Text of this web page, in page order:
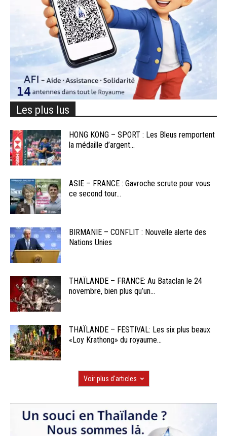
Les plus lus
HONG KONG – SPORT : Les Bleus remportent
la médaille d’argent...
ASIE – FRANCE : Gavroche scrute pour vous
ce second tour...
BIRMANIE – CONFLIT : Nouvelle alerte des
Nations Unies
THAÏLANDE – FRANCE: Au Bataclan le 24
novembre, bien plus qu’un...
THAÏLANDE – FESTIVAL: Les six plus beaux
«Loy Krathong» du royaume...
Voir plus d'articles